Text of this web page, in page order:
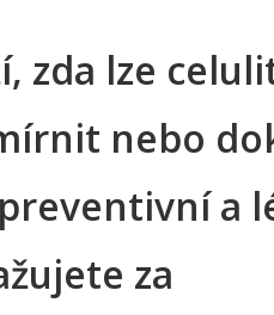
zda lze
nebo
a
za